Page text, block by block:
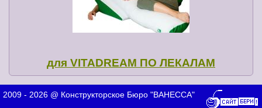
для VITADREAM ПО ЛЕКАЛАМ
2009 - 2026 @ Конструкторское Бюро "ВАНЕССА"